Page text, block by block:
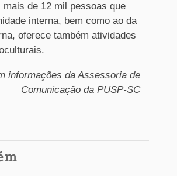
de 12 mil pessoas que
interna, bem como ao da
oferece também atividades
informações da Assessoria de
Comunicação da PUSP-SC